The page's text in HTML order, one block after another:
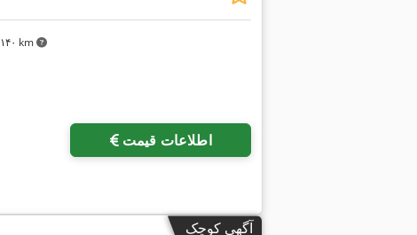
۴٬۱۴۰ km
اطلاعات قیمت
آگهی کوچک